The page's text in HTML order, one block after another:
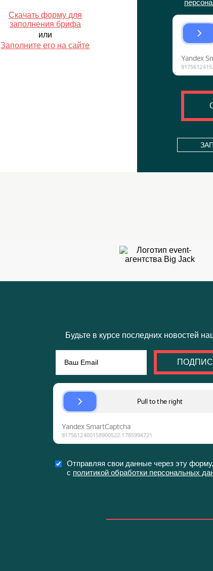
Скачать форму для
заполнения брифа
или
Заполните его на сайте
Будьте в курсе последних новостей
Отправляя свои данные через эту
с политикой обработки персональных